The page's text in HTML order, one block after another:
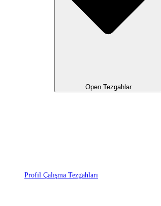
Open Tezgahlar
Profil Çalışma Tezgahları